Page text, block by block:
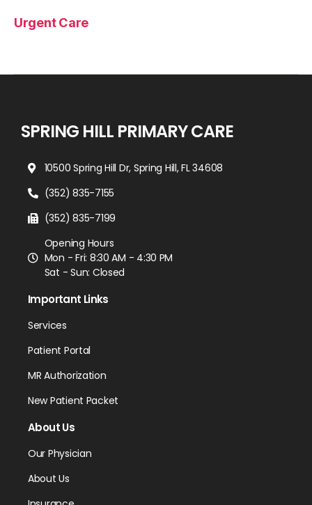
Urgent Care
SPRING HILL PRIMARY CARE
10500 Spring Hill Dr, Spring Hill, FL 34608
(352) 835-7155
(352) 835-7199
Opening Hours
Mon - Fri: 8:30 AM - 4:30 PM
Sat - Sun: Closed
Important Links
Services
Patient Portal
MR Authorization
New Patient Packet
About Us
Our Physician
About Us